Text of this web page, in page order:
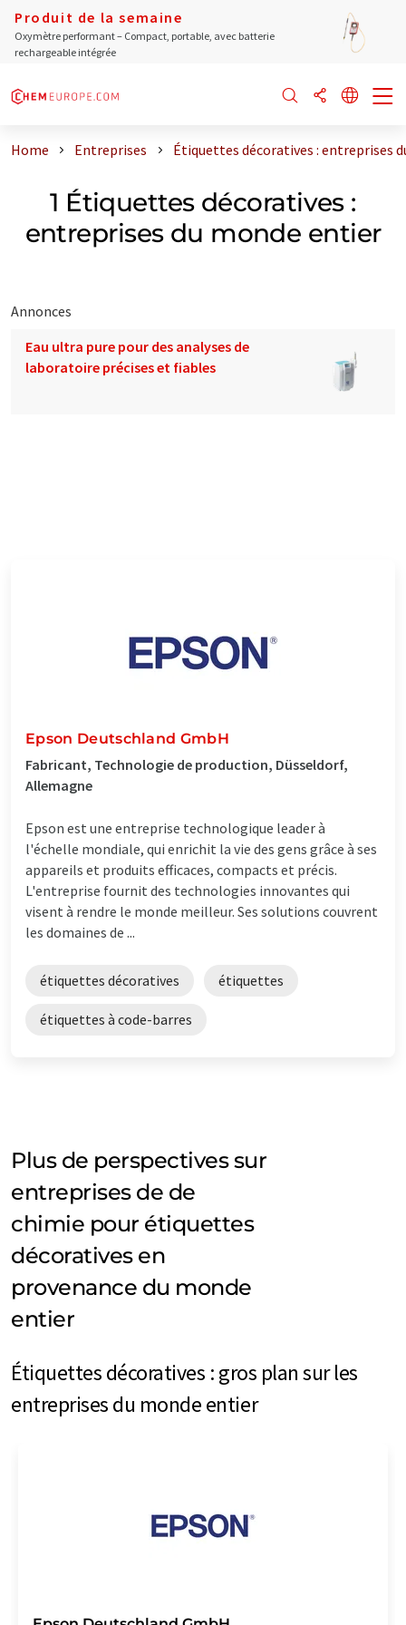
Produit de la semaine
Oxymètre performant – Compact, portable, avec batterie
rechargeable intégrée
Home Entreprises Étiquettes décoratives : entreprises
1 Étiquettes décoratives :
entreprises du monde entier
Annonces
Eau ultra pure pour des analyses de
laboratoire précises et fiables
Epson Deutschland GmbH
Fabricant, Technologie de production, Düsseldorf,
Allemagne
Epson est une entreprise technologique leader à
l'échelle mondiale, qui enrichit la vie des gens grâce à ses
appareils et produits efficaces, compacts et précis.
L'entreprise fournit des technologies innovantes qui
visent à rendre le monde meilleur. Ses solutions couvrent
les domaines de ...
étiquettes décoratives étiquettes
étiquettes à code-barres
Plus de perspectives sur
entreprises de de
chimie pour étiquettes
décoratives en
provenance du monde
entier
Étiquettes décoratives : gros plan sur les
entreprises du monde entier